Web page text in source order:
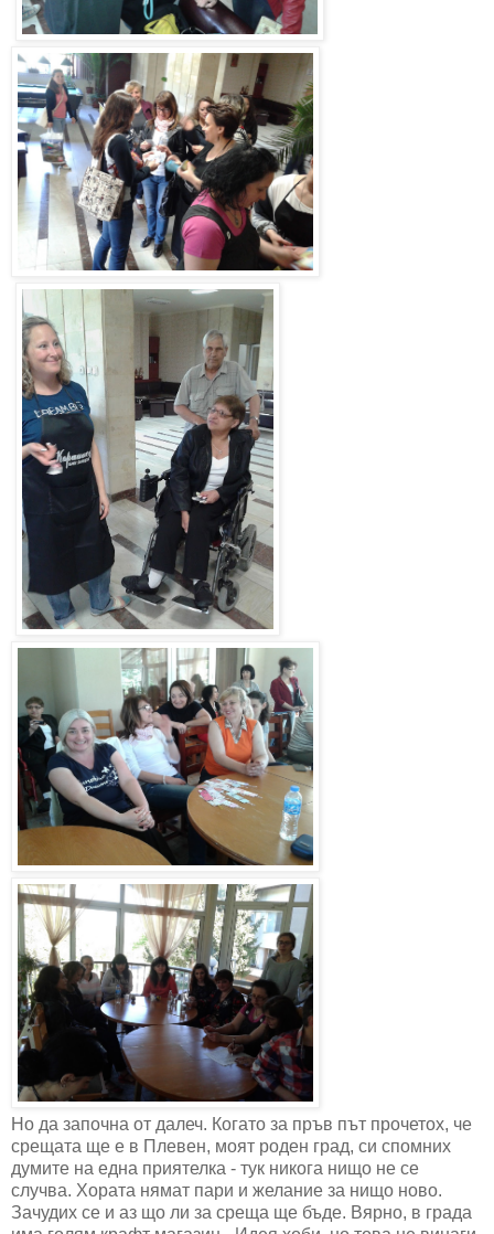
Но да започна от далеч. Когато за пръв път прочетох, че
срещата ще е в Плевен, моят роден град, си спомних
думите на една приятелка - тук никога нищо не се
случва. Хората нямат пари и желание за нищо ново.
Зачудих се и аз що ли за среща ще бъде. Вярно, в града